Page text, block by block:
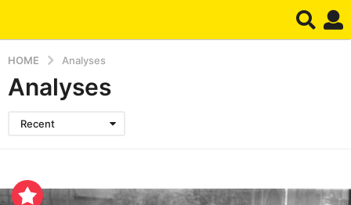
HOME Analyses
Analyses
Recent